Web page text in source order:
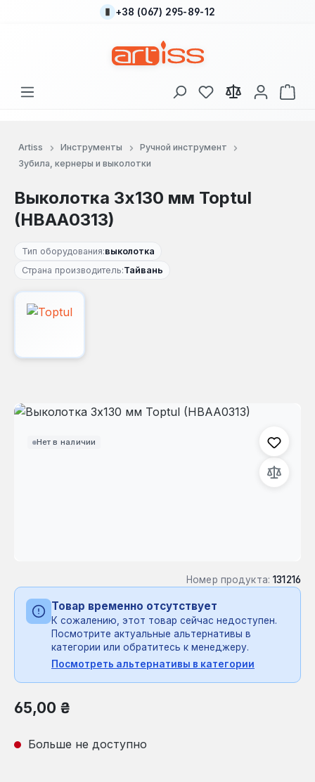
Перейти к основному содержанию
+38 (067) 295-89-12
У вас есть товары
В
Artiss Инструменты
Ручной инструмент
Зубила, кернеры и выколотки
Выколотка 3x130 мм Toptul
(HBAA0313)
Тип оборудования:выколотка
Страна производитель:Тайвань
Нет в наличии
Пропустить галерею изображений
Номер продукта: 131216
Товар временно отсутствует
К сожалению, этот товар сейчас недоступен.
Посмотрите актуальные альтернативы в
категории или обратитесь к менеджеру.
Посмотреть альтернативы в категории
Обычная цена:
65,00 ₴
Больше не доступно